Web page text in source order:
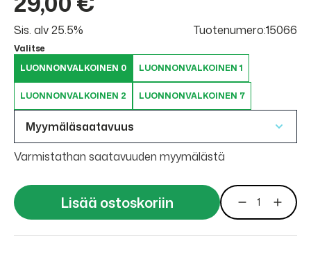
Sis. alv 25.5% Tuotenumero:15066
Valitse
LUONNONVALKOINEN 0
LUONNONVALKOINEN 1
LUONNONVALKOINEN 2 LUONNONVALKOINEN 7
Myymäläsaatavuus
Varmistathan saatavuuden myymälästä
Lisää ostoskoriin